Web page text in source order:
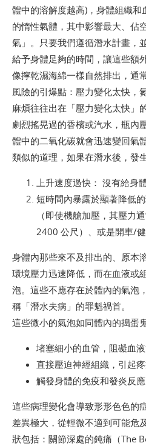
體中的溶解度越高)，身體組織
的惰性氣體，其中影響最大、佔
氣」。只要我們遵循潛水計畫，
給予身體足夠的時間，讓這些額
像擰乾濕海綿一樣自然排出，通
風險的引爆點：壓力變化太快，
麻煩往往出在「壓力變化太快」
劇烈搖晃過的香檳或汽水，瓶內
體中的二氧化碳就會迅速變回氣
類似的道理，如果在潛水後，發
上升速度過快： 沒有給身
短時間內暴露於顯著降低
（即使機艙加壓，其壓力
2400 公尺）、或是開車/健
身體內那些來不及排出的、原本
環境壓力迅速降低，而在血液或
泡。這些不應存在於體內的氣泡
稱「潛水夫病」的罪魁禍首。
這些微小的氣泡如同體內的搗蛋
堵塞細小的血管，阻礙血液
直接壓迫神經組織，引起疼
觸發身體的免疫和發炎反應
這些病理變化會導致形形色色的
差異極大，從輕微不適到可能危
狀包括：關節深處的鈍痛（The